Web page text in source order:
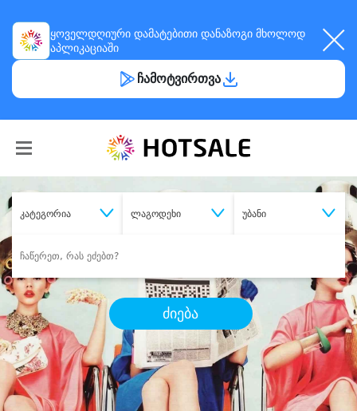
ყოველდღიური დამატებითი დანაზოგი მხოლოდ
აპლიკაციაში
ჩამოტვირთვა
კატეგორია ლაგოდეხი უბანი
ძიება
შეიძინესასურველი მომსახურება
დიდი დანაზოგით